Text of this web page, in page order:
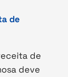
de
de
deve